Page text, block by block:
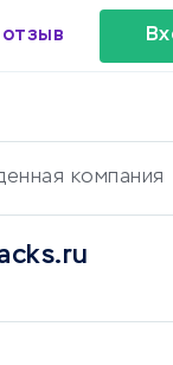
компания